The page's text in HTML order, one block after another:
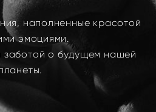
наполненные красотой
эмоциями.
заботой о будущем нашей